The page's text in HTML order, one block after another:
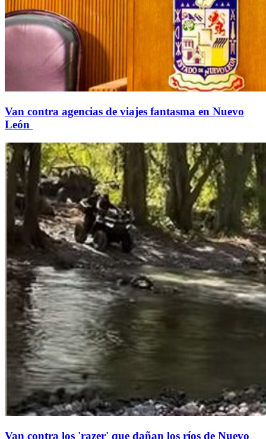
Van contra agencias de viajes fantasma en Nuevo
León
Van contra los 'razer' que dañan los ríos de Nuevo